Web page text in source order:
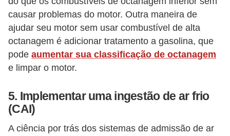
causar problemas do motor. Outra maneira de
ajudar seu motor sem usar combustível de alta
octanagem é adicionar tratamento a gasolina, que
pode aumentar sua classificação de octanagem
e limpar o motor.
5. Implementar uma ingestão de ar frio
(CAI)
A ciência por trás dos sistemas de admissão de ar